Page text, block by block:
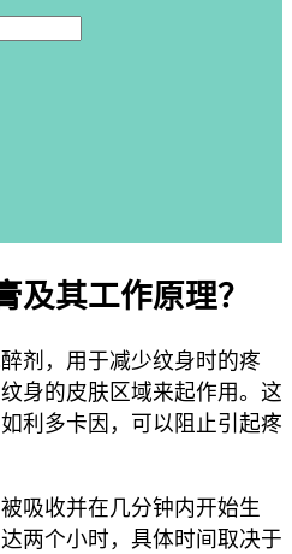
及其工作原理？
剂，用于减少纹身时的疼
身的皮肤区域来起作用。这
利多卡因，可以阻止引起疼
吸收并在几分钟内开始生
两个小时，具体时间取决于